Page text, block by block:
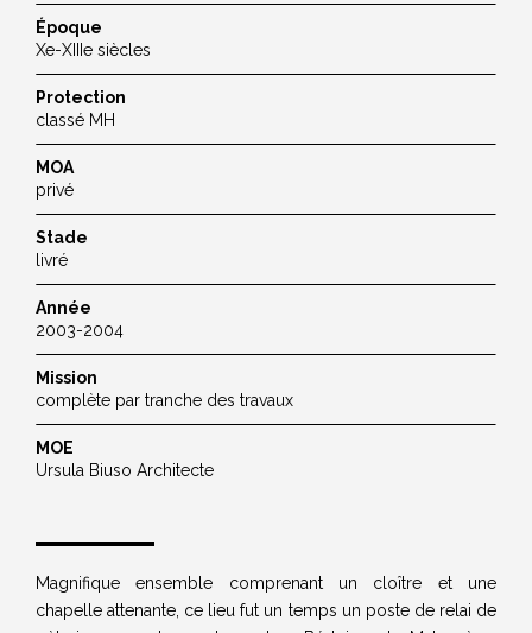
Époque
Xe-XIIIe siècles
Protection
classé MH
MOA
privé
Stade
livré
Année
2003-2004
Mission
complète par tranche des travaux
MOE
Ursula Biuso Architecte
Magnifique ensemble comprenant un cloître et une
chapelle attenante, ce lieu fut un temps un poste de relai de